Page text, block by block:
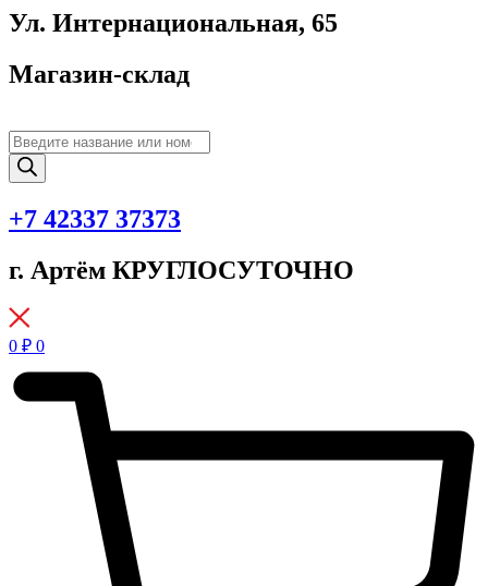
Ул. Интернациональная, 65
Магазин-склад
Поиск
товаров
+7 42337 37373
г. Артём КРУГЛОСУТОЧНО
0 ₽ 0